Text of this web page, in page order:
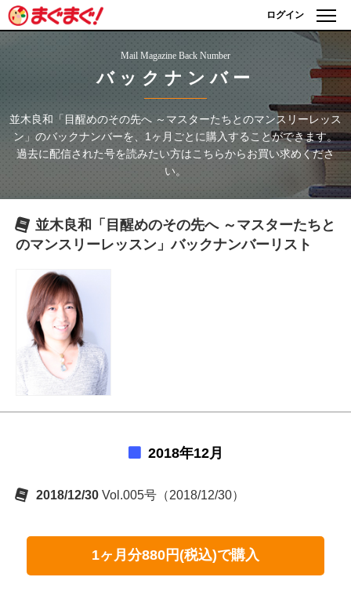
ログイン
Mail Magazine Back Number
バックナンバー
並木良和「目醒めのその先へ ～マスターたちとのマンスリーレッス
ン」 のバックナンバーを、1ヶ月ごとに購入することができます。
過去に配信された号を読みたい方はこちらからお買い求めくださ
い。
並木良和「目醒めのその先へ ～マスターたちと
のマンスリーレッスン」バックナンバーリスト
2018年12月
2018/12/30 Vol.005号（2018/12/30）
1ヶ月分880円(税込)で購入